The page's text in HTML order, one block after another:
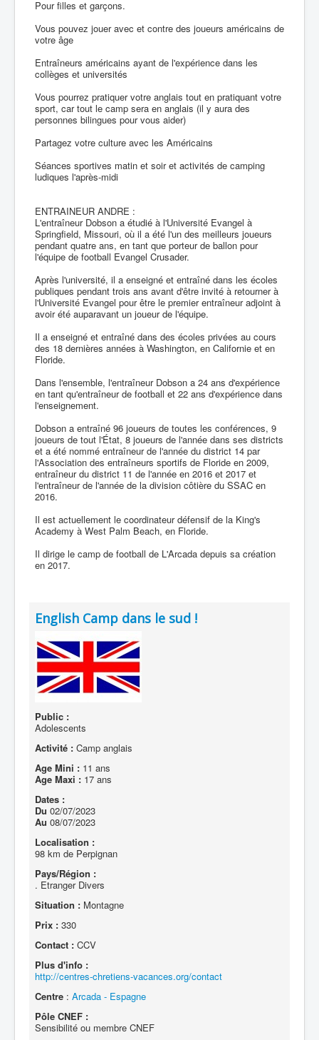
Pour filles et garçons.
Vous pouvez jouer avec et contre des joueurs américains de
votre âge
Entraîneurs américains ayant de l'expérience dans les
collèges et universités
Vous pourrez pratiquer votre anglais tout en pratiquant votre
sport, car tout le camp sera en anglais (il y aura des
personnes bilingues pour vous aider)
Partagez votre culture avec les Américains
Séances sportives matin et soir et activités de camping
ludiques l'après-midi
ENTRAINEUR ANDRE :
L'entraîneur Dobson a étudié à l'Université Evangel à
Springfield, Missouri, où il a été l'un des meilleurs joueurs
pendant quatre ans, en tant que porteur de ballon pour
l'équipe de football Evangel Crusader.
Après l'université, il a enseigné et entraîné dans les écoles
publiques pendant trois ans avant d'être invité à retourner à
l'Université Evangel pour être le premier entraîneur adjoint à
avoir été auparavant un joueur de l'équipe.
Il a enseigné et entraîné dans des écoles privées au cours
des 18 dernières années à Washington, en Californie et en
Floride.
Dans l'ensemble, l'entraîneur Dobson a 24 ans d'expérience
en tant qu'entraîneur de football et 22 ans d'expérience dans
l'enseignement.
Dobson a entraîné 96 joueurs de toutes les conférences, 9
joueurs de tout l'État, 8 joueurs de l'année dans ses districts
et a été nommé entraîneur de l'année du district 14 par
l'Association des entraîneurs sportifs de Floride en 2009,
entraîneur du district 11 de l'année en 2016 et 2017 et
l'entraîneur de l'année de la division côtière du SSAC en
2016.
Il est actuellement le coordinateur défensif de la King's
Academy à West Palm Beach, en Floride.
Il dirige le camp de football de L'Arcada depuis sa création
en 2017.
English Camp dans le sud !
Public :
Adolescents
Activité : Camp anglais
Age Mini : 11 ans
Age Maxi : 17 ans
Dates :
Du 02/07/2023
Au 08/07/2023
Localisation :
98 km de Perpignan
Pays/Région :
. Etranger Divers
Situation : Montagne
Prix : 330
Contact : CCV
Plus d'info :
http://centres-chretiens-vacances.org/contact
Centre : Arcada - Espagne
Pôle CNEF :
Sensibilité ou membre CNEF